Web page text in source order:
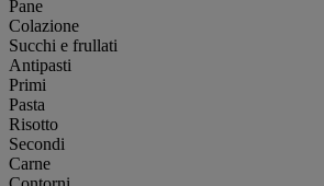
Pane
Colazione
Succhi e frullati
Antipasti
Primi
Pasta
Risotto
Secondi
Carne